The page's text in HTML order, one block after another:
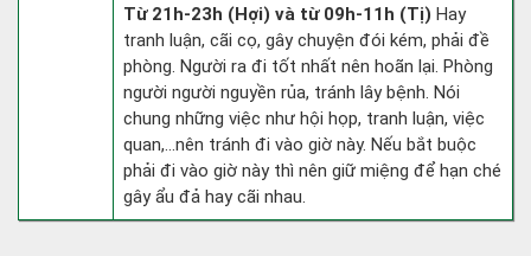
Từ 21h-23h (Hợi) và từ 09h-11h (Tị) Hay
tranh luận, cãi cọ, gây chuyện đói kém, phải đề
phòng. Người ra đi tốt nhất nên hoãn lại. Phòng
người người nguyền rủa, tránh lây bệnh. Nói
chung những việc như hội họp, tranh luận, việc
quan,…nên tránh đi vào giờ này. Nếu bắt buộc
phải đi vào giờ này thì nên giữ miệng để hạn ché
gây ẩu đả hay cãi nhau.